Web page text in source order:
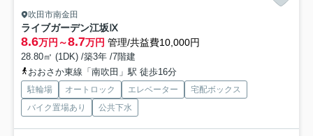
吹田市南金田
ライブガーデン江坂Ⅸ
8.6万円～8.7万円 管理/共益費10,000円
28.80㎡ (1DK) /築3年 /7階建
おおさか東線「南吹田」駅 徒歩16分
駐輪場 オートロック エレベーター
宅配ボックス
バイク置場あり
公共下水